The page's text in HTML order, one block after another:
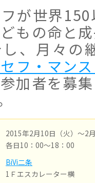
が世界
もの命と
、月々の
フ・マン
加者を募
2015年2月10日（火）〜2
各日10：00〜18：00
BiVi二条
1Ｆエスカレーター横